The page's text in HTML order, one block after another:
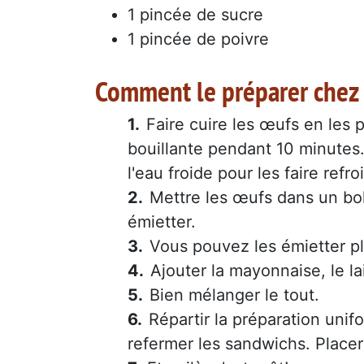
1 pincée de sucre
1 pincée de poivre
Comment le préparer
Faire cuire les œufs en les
bouillante pendant 10
l'eau froide pour les faire
Mettre les œufs dans un
émietter.
Vous pouvez les émietter
Ajouter la mayonnaise, le
Bien mélanger le tout.
Répartir la préparation
refermer les sandwichs.